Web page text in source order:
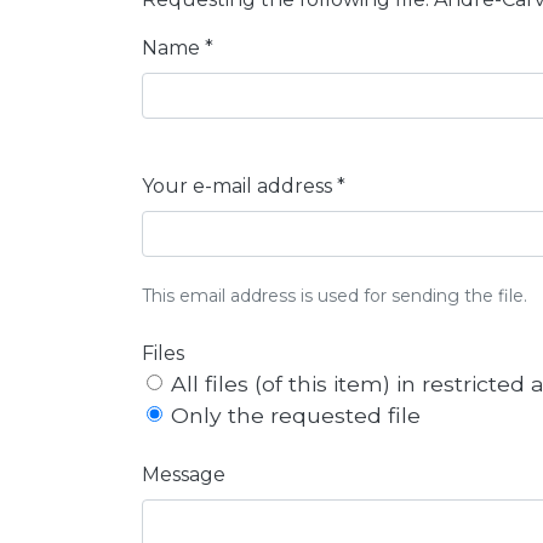
Name *
Your e-mail address *
This email address is used for sending the file.
Files
All files (of this item) in restricted
Only the requested file
Message